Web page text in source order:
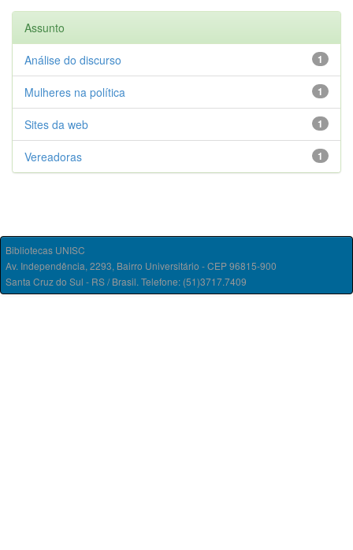
Assunto
1
Análise do discurso
1
Mulheres na política
1
Sites da web
1
Vereadoras
Bibliotecas UNISC
Av. Independência, 2293, Bairro Universitário - CEP 96815-900
Santa Cruz do Sul - RS / Brasil. Telefone: (51)3717.7409